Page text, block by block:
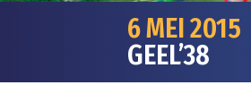
6 MEI 2015
GEEL’38